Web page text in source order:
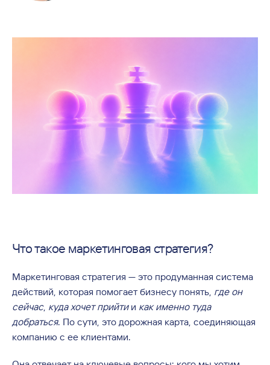
Что такое маркетинговая стратегия?
Маркетинговая стратегия — это продуманная система
действий, которая помогает бизнесу понять, где он
сейчас, куда хочет прийтии как именно туда
добраться. По сути, это дорожная карта, соединяющая
компанию с ее клиентами.